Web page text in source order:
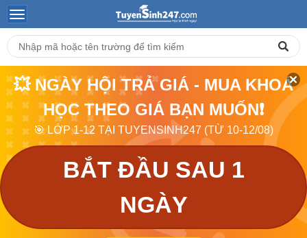
💥 NGÀY HỘI TRẢ GIÁ - MUA KHOÁ
HỌC THEO GIÁ BẠN MUỐN❗
🎯 LỚP 1-12 TẠI TUYENSINH247 (TỪ 10-12/08)
BẮT ĐẦU SAU 1
NGÀY